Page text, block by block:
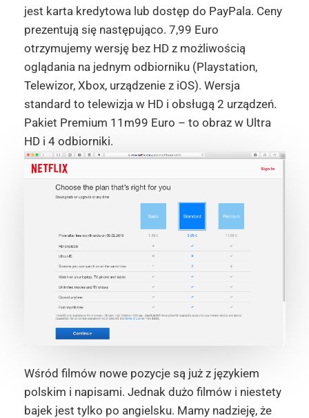
jest karta kredytowa lub dostęp do PayPala. Ceny
prezentują się następująco. 7,99 Euro
otrzymujemy wersję bez HD z możliwością
oglądania na jednym odbiorniku (Playstation,
Telewizor, Xbox, urządzenie z iOS). Wersja
standard to telewizja w HD i obsługą 2 urządzeń.
Pakiet Premium 11m99 Euro – to obraz w Ultra
HD i 4 odbiorniki.
Wśród filmów nowe pozycje są już z językiem
polskim i napisami. Jednak dużo filmów i niestety
bajek jest tylko po angielsku. Mamy nadzieję, że